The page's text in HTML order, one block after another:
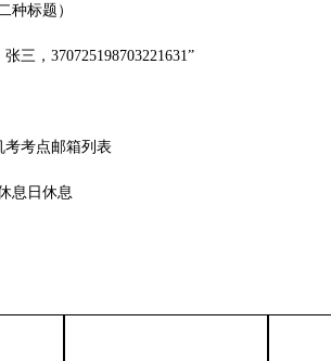
种标题）
三，370725198703221631”
考考点邮箱列表
息日休息